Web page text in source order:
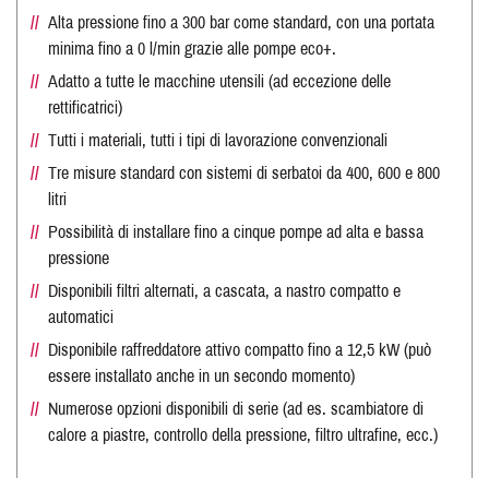
Alta pressione fino a 300 bar come standard, con una portata
minima fino a 0 l/min grazie alle pompe eco+.
Adatto a tutte le macchine utensili (ad eccezione delle
rettificatrici)
Tutti i materiali, tutti i tipi di lavorazione convenzionali
Tre misure standard con sistemi di serbatoi da 400, 600 e 800
litri
Possibilità di installare fino a cinque pompe ad alta e bassa
pressione
Disponibili filtri alternati, a cascata, a nastro compatto e
automatici
Disponibile raffreddatore attivo compatto fino a 12,5 kW (può
essere installato anche in un secondo momento)
Numerose opzioni disponibili di serie (ad es. scambiatore di
calore a piastre, controllo della pressione, filtro ultrafine, ecc.)